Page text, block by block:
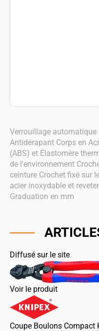
Verrouillage
Antidérapant Corps en
(ABS) et Élastomère
de l'environnement
ceinture Crochet fixé sur
acier inoxydable et
Graduation en mm
Diffusé sur le site
Voir le produit
Coupe Boulons Compact